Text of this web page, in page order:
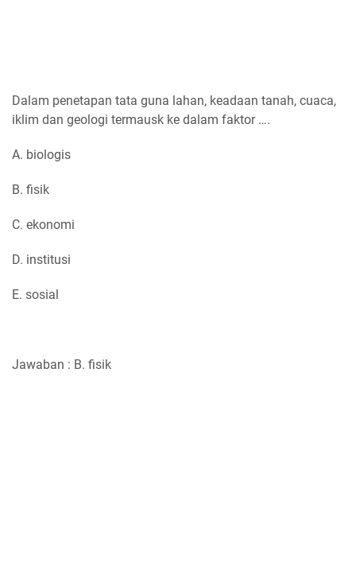
Dalam penetapan tata guna lahan, keadaan tanah, cuaca,
iklim dan geologi termausk ke dalam faktor ….
A. biologis
B. fisik
C. ekonomi
D. institusi
E. sosial
Jawaban : B. fisik